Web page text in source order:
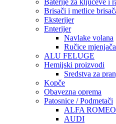
Baterije za ključeve i
Brisači i metlice
Eksterijer
Enterijer
Navlake volana
Ručice mjenjača
ALU FELUGE
Hemijski proizvodi
Sredstva za
Kopče
Obavezna oprema
Patosnice / Podmetači
ALFA ROMEO
AUDI